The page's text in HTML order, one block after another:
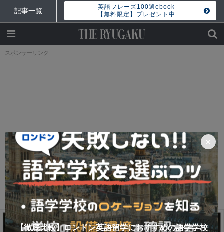
記事一覧
英語フレーズ100選ebook
【無料限定】プレゼント中
スポンサーリンク
×
【徹底比較】ロンドン英語留学におすすめの語学学校